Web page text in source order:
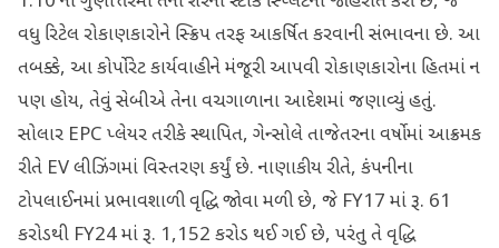
વધુ રિટેલ રોકાણકારોને સ્ક્રિપ તરફ આકર્ષિત કરવાની સંભાવના છે. આ
તબક્કે, આ કોર્પોરેટ કાર્યવાહીને મંજૂરી આપવી રોકાણકારોના હિતમાં ન
પણ હોય, તેવું સેબીએ તેના વચગાળાના આદેશમાં જણાવ્યું હતું.
સોલાર EPC પ્લેયર તરીકે સ્થાપિત, ગેન્સોલે તાજેતરના વર્ષોમાં આક્રમક
રીતે EV લીઝિંગમાં વિસ્તરણ કર્યું છે. નાણાકીય રીતે, કંપનીના
ટોપલાઈનમાં પ્રભાવશાળી વૃદ્ધિ જોવા મળી છે, જે FY17 માં રૂ. 61
કરોડથી FY24 માં રૂ. 1,152 કરોડ થઈ ગઈ છે, પરંતુ તે વૃદ્ધિ